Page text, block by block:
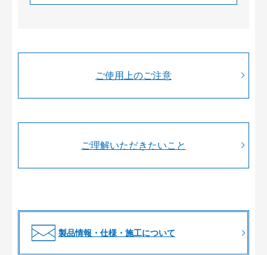
ご使用上のご注意
ご理解いただきたいこと
製品情報・仕様・施工について